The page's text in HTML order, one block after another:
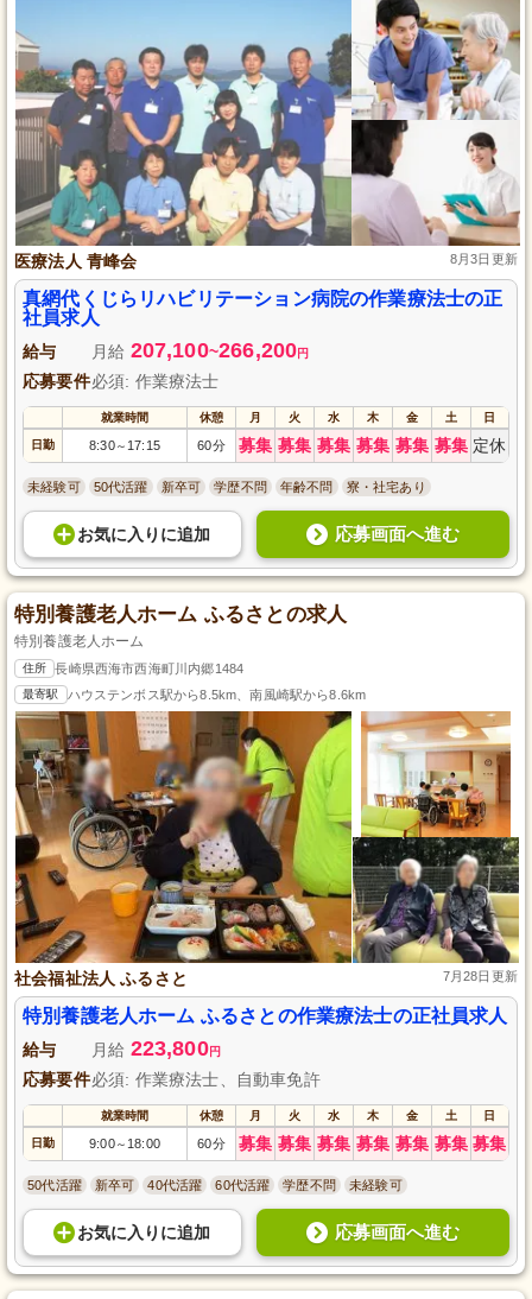
医療法人 青峰会 8月3日更新
真網代くじらリハビリテーション病院の作業療法士の正
社員求人
給与 月給 207,100~266,200円
応募要件必須: 作業療法士
就業時間 休憩 月 火 水 木 金 土 日
日勤 8:30～ 17:15 60分 募集 募集 募集 募集 募集 募集 定休
未経験可 50代活躍 新卒可 学歴不問 年齢不問 寮・社宅あり
お気に入り に追加 応募画面へ進む
特別養護老人ホーム ふるさとの求人
特別養護老人ホーム
住所 長崎県西海市西海町川内郷1484
最寄駅 ハウステンボス駅から8.5km、南風崎駅から8.6km
社会福祉法人 ふるさと 7月28日更新
特別養護老人ホーム ふるさとの作業療法士の正社員求人
給与 月給 223,800円
応募要件必須: 作業療法士、自動車免許
就業時間 休憩 月 火 水 木 金 土 日
日勤 9:00～ 18:00 60分 募集 募集 募集 募集 募集 募集 募集
50代活躍 新卒可 40代活躍 60代活躍 学歴不問 未経験可
お気に入り に追加 応募画面へ進む